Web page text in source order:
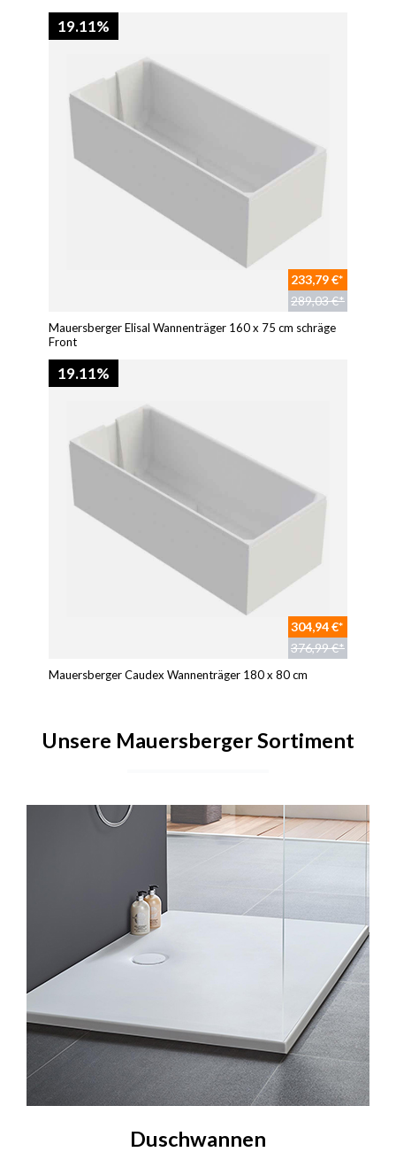
19.11%
233,79 €*
289,03 €*
Mauersberger Elisal Wannenträger 160 x 75 cm schräge
Front
19.11%
304,94 €*
376,99 €*
Mauersberger Caudex Wannenträger 180 x 80 cm
Unsere Mauersberger Sortiment
Duschwannen